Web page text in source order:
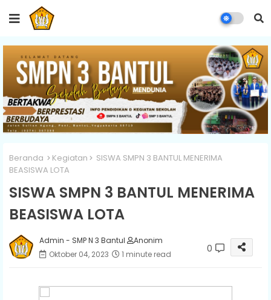
Beranda Kegiatan
SISWA SMPN 3 BANTUL MENERIMA
BEASISWA LOTA
SISWA SMPN 3 BANTUL MENERIMA
BEASISWA LOTA
Admin - SMP N 3 Bantul
Anonim
Oktober 04, 2023
1 minute read 0